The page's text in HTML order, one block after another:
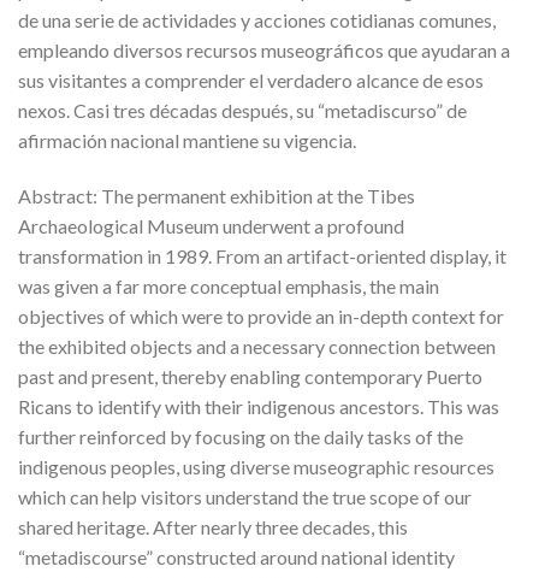
de una serie de actividades y acciones cotidianas comunes,
empleando diversos recursos museográficos que ayudaran a
sus visitantes a comprender el verdadero alcance de esos
nexos. Casi tres décadas después, su “metadiscurso” de
afirmación nacional mantiene su vigencia.
Abstract: The permanent exhibition at the Tibes
Archaeological Museum underwent a profound
transformation in 1989. From an artifact-oriented display, it
was given a far more conceptual emphasis, the main
objectives of which were to provide an in-depth context for
the exhibited objects and a necessary connection between
past and present, thereby enabling contemporary Puerto
Ricans to identify with their indigenous ancestors. This was
further reinforced by focusing on the daily tasks of the
indigenous peoples, using diverse museographic resources
which can help visitors understand the true scope of our
shared heritage. After nearly three decades, this
“metadiscourse” constructed around national identity